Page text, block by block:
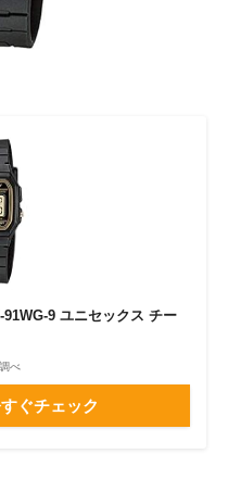
9 ユニセックス チー
べ
ぐチェック